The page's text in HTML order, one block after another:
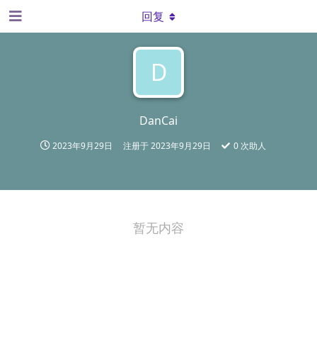
D
DanCai
2023年9月29日 注册于2023年9月29日 0 次助人
回复
暂无内容